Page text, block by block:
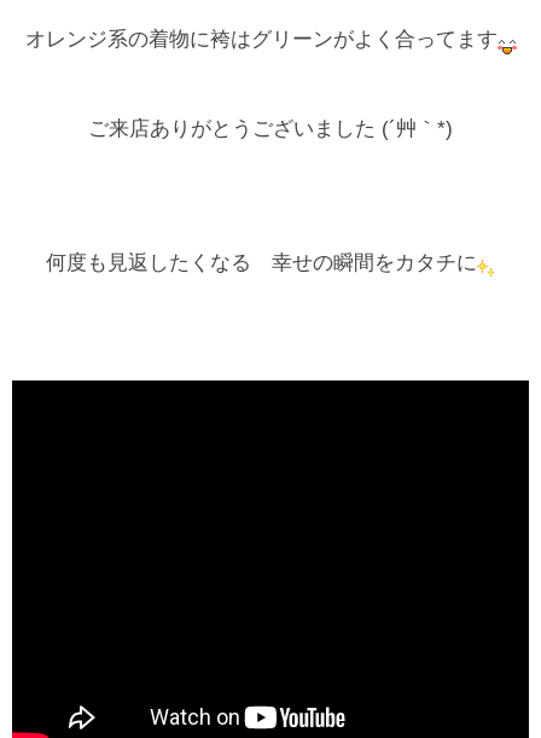
オレンジ系の着物に袴はグリーンがよく合ってます
ご来店ありがとうございました (´艸｀*)
何度も見返したくなる 幸せの瞬間をカタチに